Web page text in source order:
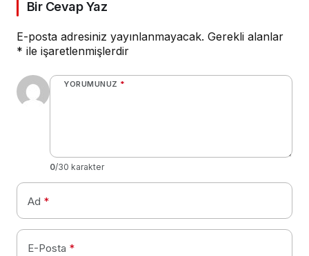
Bir Cevap Yaz
E-posta adresiniz yayınlanmayacak. Gerekli alanlar
* ile işaretlenmişlerdir
YORUMUNUZ *
0/30 karakter
Ad *
E-Posta *